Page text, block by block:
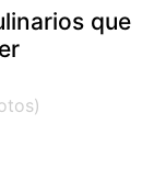
que